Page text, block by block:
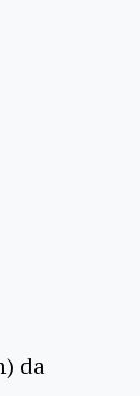
da